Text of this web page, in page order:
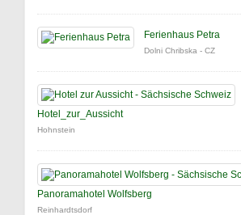
Ferienhaus Petra
Dolni Chribska - CZ
Hotel_zur_Aussicht
Hohnstein
Panoramahotel Wolfsberg
Reinhardtsdorf